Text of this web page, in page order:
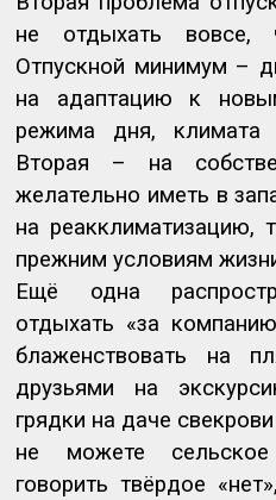
не отдыхать вовсе,
Отпускной минимум –
на адаптацию к
режима дня, климата
Вторая – на
желательно иметь в
на реакклиматизацию,
прежним условиям
Ещё одна
отдыхать «за
блаженствовать на
друзьями на
грядки на даче
не можете сельское
говорить твёрдое